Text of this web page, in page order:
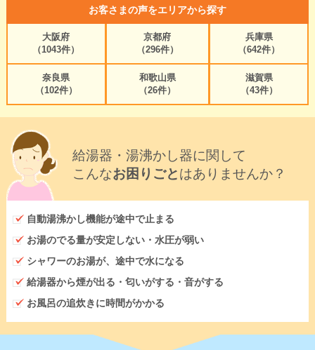
お客さまの声をエリアから探す
大阪府
（1043件）
京都府
（296件）
兵庫県
（642件）
奈良県
（102件）
和歌山県
（26件）
滋賀県
（43件）
給湯器・湯沸かし器に関して
こんなお困りごとはありませんか？
自動湯沸かし機能が途中で止まる
お湯のでる量が安定しない・水圧が弱い
シャワーのお湯が、途中で水になる
給湯器から煙が出る・匂いがする・音がする
お風呂の追炊きに時間がかかる